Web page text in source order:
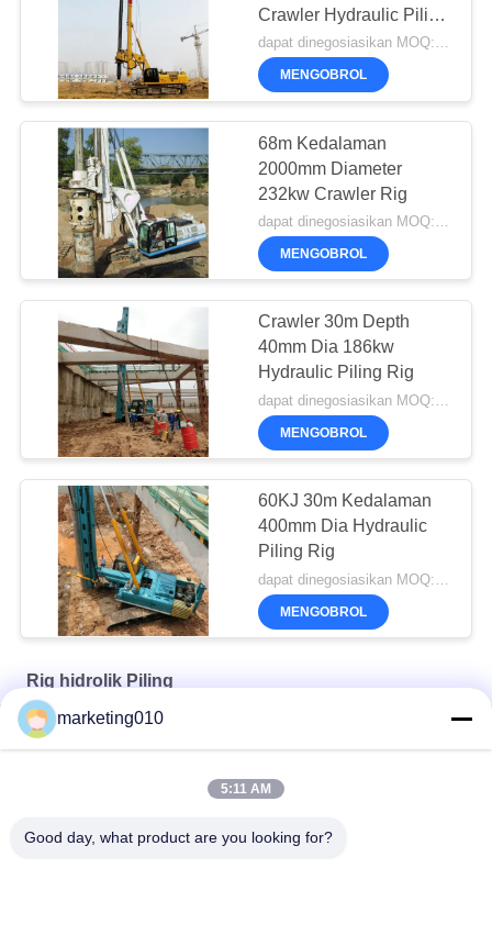
Crawler Hydraulic Piling
Rig
dapat dinegosiasikan MOQ:1 set
MENGOBROL
68m Kedalaman
2000mm Diameter
232kw Crawler Rig
dapat dinegosiasikan MOQ:1 set
MENGOBROL
Crawler 30m Depth
40mm Dia 186kw
Hydraulic Piling Rig
dapat dinegosiasikan MOQ:1 set
MENGOBROL
60KJ 30m Kedalaman
400mm Dia Hydraulic
Piling Rig
dapat dinegosiasikan MOQ:1 set
MENGOBROL
Rig hidrolik Piling
Su Seri Multifungsi Tracked Pile Frame
marketing010
5:11 AM
Good day, what product are you looking for?